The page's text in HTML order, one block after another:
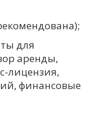
для
аренды,
лицензия,
финансовые